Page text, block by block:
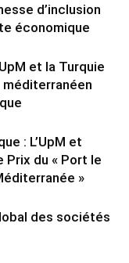
d’inclusion
économique
et la Turquie
: L’UpM et
Prix du « Port le
»
des sociétés